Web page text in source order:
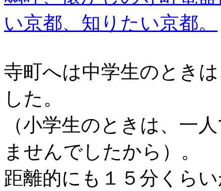
い京都、知りたい京都。
寺町へは中学生のとき
した。
（小学生のときは、一
ませんでしたから）。
距離的にも１５分くら